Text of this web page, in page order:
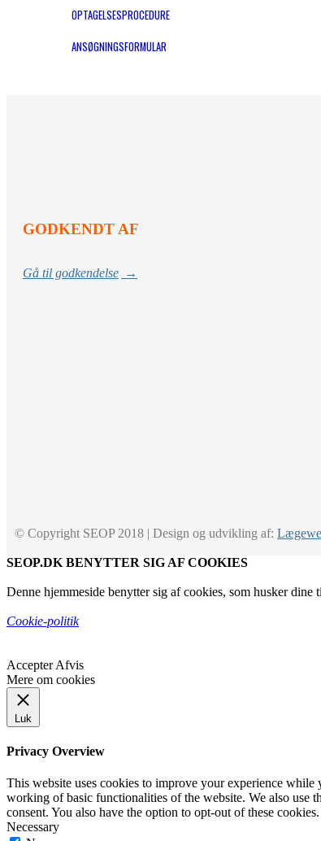
OPTAGELSESPROCEDURE
ANSØGNINGSFORMULAR
GODKENDT AF
Gå til godkendelse →
© Copyright SEOP 2018 | Design og udvikling af:
SEOP.DK BENYTTER SIG AF COOKIES
Denne hjemmeside benytter sig af cookies, som husker
Cookie-politik
Accepter Afvis
Mere om cookies
Luk
Privacy Overview
This website uses cookies to improve your experience while
working of basic functionalities of the website. We also use
consent. You also have the option to opt-out of these
Necessary